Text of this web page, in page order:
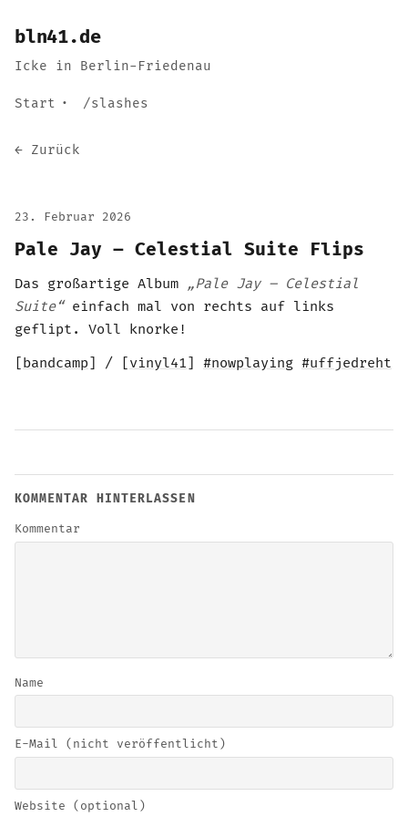
bln41.de
Icke in Berlin-Friedenau
Start /slashes
← Zurück
23. Februar 2026
Pale Jay – Celestial Suite Flips
Das großartige Album „Pale Jay – Celestial
Suite“einfach mal von rechts auf links
geflipt. Voll knorke!
bandcamp ] / [ vinyl41 #nowplaying #uffjedreht
KOMMENTAR HINTERLASSEN
Kommentar
Name
E-Mail (nicht veröffentlicht)
Website (optional)